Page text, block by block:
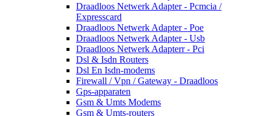
Draadloos Netwerk Adapter - Pcmcia /
Expresscard
Draadloos Netwerk Adapter - Poe
Draadloos Netwerk Adapter - Usb
Draadloos Netwerk Adapterr - Pci
Dsl & Isdn Routers
Dsl En Isdn-modems
Firewall / Vpn / Gateway - Draadloos
Gps-apparaten
Gsm & Umts Modems
Gsm & Umts-routers